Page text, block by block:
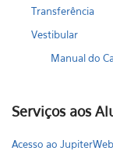
Transferência
Vestibular
Manual do
Serviços aos
Acesso ao JupiterWeb